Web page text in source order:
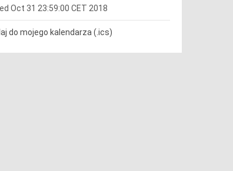
Oct 31 23:59:00 CET 2018
do mojego kalendarza (.ics)